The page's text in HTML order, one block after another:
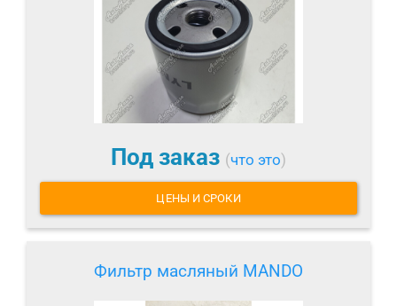
Под заказ (что это)
ЦЕНЫ И СРОКИ
Фильтр масляный MANDO